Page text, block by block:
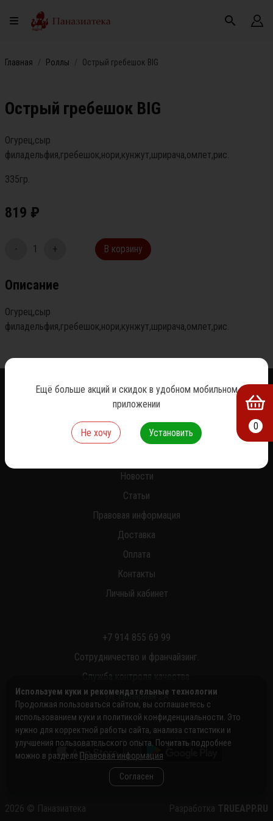
Главная Роллы Острый гребешок BIG
Острый гребешок BIG
Огурец,сыр
филадельфия,гребешок,нори,кунжут,шрирача,омлет,рис.
335гр.
819 ₽
- 1 + В корзину
Описание
Огурец,сыр
филадельфия,гребешок,нори,кунжут,шрирача,омлет,рис.
Новости
Статьи
Правовая информация
Доставка
Оплата
Контакты
Личный кабинет
+7 914 855 69 99
Сотрудничество и франчайзинг.
Служба контроля качества.
ул. Полярная 2А
2026 © Паназиатека Разработка TRUEAPP.RU
0
Используем куки и рекомендательные технологии
Продолжая пользоваться сайтом, вы соглашаетесь с
использованием куки и политикой конфиденциальности. Это
нужно для корректной работы сайта, анализа статистики и
улучшения пользовательского опыта. Почитать подробнее
можно в разделе Правовая информация
Согласен
Ещё больше акций и скидок в удобном мобильном
приложении
Не хочу Установить